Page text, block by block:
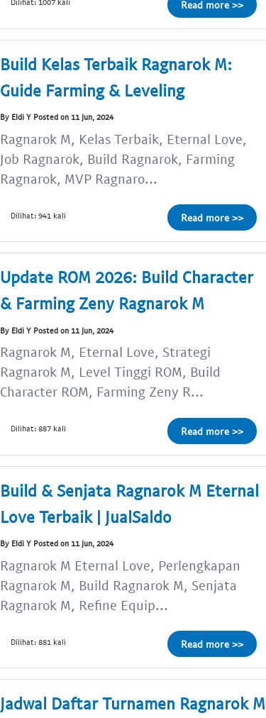
Dilihat: 1007 kali Read more >>
Build Kelas Terbaik Ragnarok M:
Guide Farming & Leveling
By Eldi Y Posted on 11 Jun, 2024
Ragnarok M, Kelas Terbaik, Eternal Love,
Job Ragnarok, Build Ragnarok, Farming
Ragnarok, MVP Ragnaro...
Dilihat: 941 kali Read more >>
Update ROM 2026: Build Character
& Farming Zeny Ragnarok M
By Eldi Y Posted on 11 Jun, 2024
Ragnarok M, Eternal Love, Strategi
Ragnarok M, Level Tinggi ROM, Build
Character ROM, Farming Zeny R...
Dilihat: 887 kali Read more >>
Build & Senjata Ragnarok M Eternal
Love Terbaik | JualSaldo
By Eldi Y Posted on 11 Jun, 2024
Ragnarok M Eternal Love, Perlengkapan
Ragnarok M, Build Ragnarok M, Senjata
Ragnarok M, Refine Equip...
Dilihat: 881 kali Read more >>
Jadwal Daftar Turnamen Ragnarok M